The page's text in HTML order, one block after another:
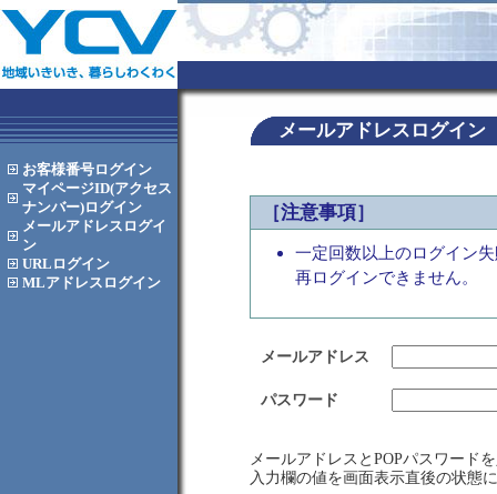
お客様番号ログイン
マイページID(アクセス
ナンバー)ログイン
メールアドレス ログイ
ン
URL ログイン
MLアドレス ログイン
メールアドレスログイン
［注意事項］
一定回数以上のログイン
再ログインできません。
メールアドレス
パスワード
メールアドレスとPOPパスワード
入力欄の値を画面表示直後の状態